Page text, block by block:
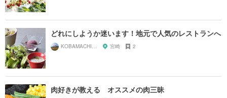
どれにしようか迷います！地元で人気のレストランへ
宮崎 2
肉好きが教える オススメの肉三昧